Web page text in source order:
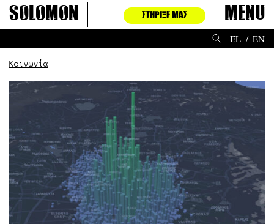
Μετάβαση
στοSolomon ΣΤΉΡΙΞΈ ΜΑΣ Menu
EL EN
Κοινωνία